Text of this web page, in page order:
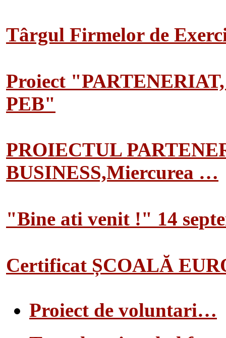
Târgul Firmelor de
Proiect
PEB"
PROIECTUL
BUSINESS,Miercurea …
"Bine ati venit !" 14
Certificat ȘCOALĂ
Proiect de voluntari…